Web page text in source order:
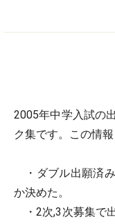
2005年中学入試の
ク集です。この情
・ダブル出願済
か決めた。
・2次,3次募集で